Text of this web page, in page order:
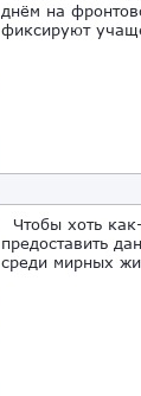
днём на
фиксируют
Чтобы хоть
предоставить
среди мирных